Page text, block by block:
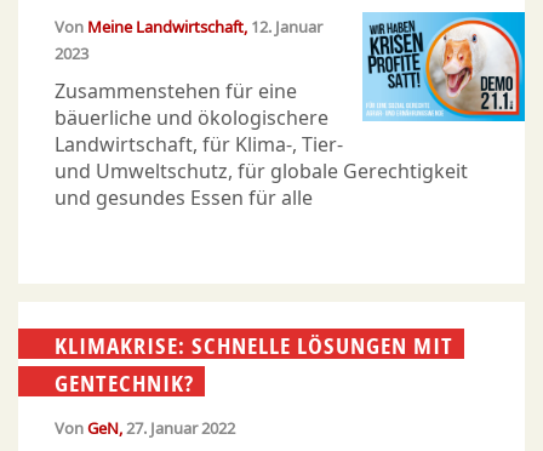
Von Meine Landwirtschaft 12. Januar
2023
Zusammenstehen für eine
bäuerliche und ökologischere
Landwirtschaft, für Klima-, Tier-
und Umweltschutz, für globale Gerechtigkeit
und gesundes Essen für alle
KLIMAKRISE: SCHNELLE LÖSUNGEN MIT
GENTECHNIK?
VonGeN 27. Januar 2022